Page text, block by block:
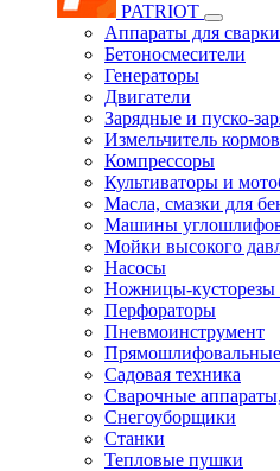
PATRIOT
Аппараты для
Бетоносмесители
Генераторы
Двигатели
Зарядные и пуско-
Измельчитель
Компрессоры
Культиваторы и
Масла, смазки для
Машины
Мойки высокого
Насосы
Ножницы-кусторезы
Перфораторы
Пневмоинструмент
Садовая техника
Сварочные аппараты,
Снегоуборщики
Станки
Тепловые пушки